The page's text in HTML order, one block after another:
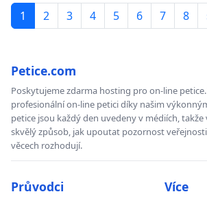
1 2 3 4 5 6 7 8
Petice.com
Poskytujeme zdarma hosting pro on-line
profesionální on-line petici díky našim
petice jsou každý den uvedeny v médiích,
skvělý způsob, jak upoutat pozornost
věcech rozhodují.
Průvodci Více